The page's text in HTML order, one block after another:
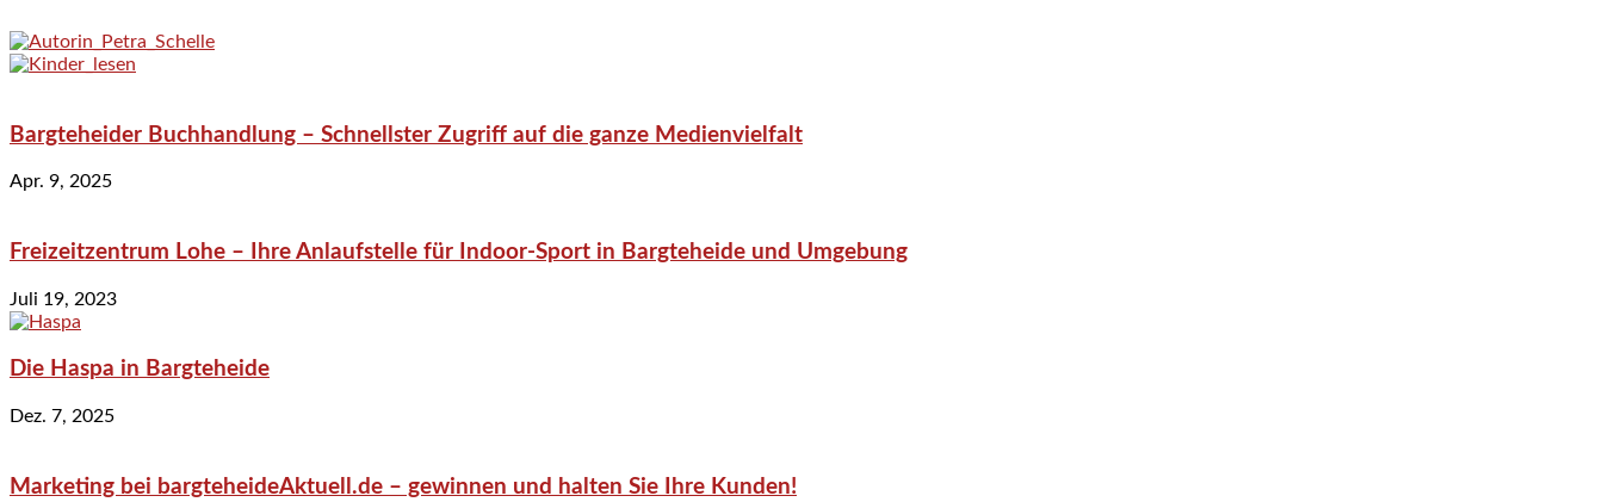
Bargteheider Buchhandlung – Schnellster Zugriff auf die ganze Medienvielfalt
Apr. 9, 2025
Freizeitzentrum Lohe – Ihre Anlaufstelle für Indoor-Sport in Bargteheide und Umgebung
Juli 19, 2023
Die Haspa in Bargteheide
Dez. 7, 2025
Marketing bei bargteheideAktuell.de – gewinnen und halten Sie Ihre Kunden!